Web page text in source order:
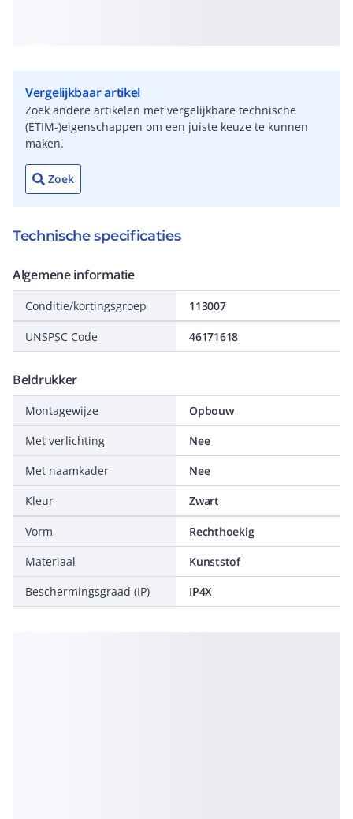
Vergelijkbaar artikel
Zoek andere artikelen met vergelijkbare technische
(ETIM-)eigenschappen om een juiste keuze te kunnen
maken.
Zoek
Technische specificaties
Algemene informatie
Conditie/kortingsgroep 113007
UNSPSC Code 46171618
Beldrukker
Montagewijze
Opbouw
Met verlichting
Nee
Met naamkader
Nee
Kleur
Zwart
Vorm
Rechthoekig
Materiaal
Kunststof
Beschermingsgraad (IP)
IP4X